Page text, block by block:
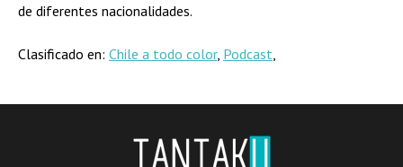
de diferentes nacionalidades.
Clasificado en: Chile a todo color, Podcast,